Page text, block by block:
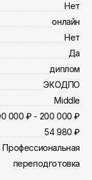
Нет
онлайн
Нет
Да
диплом
ЭКОДПО
Middle
000 ₽ - 200 000 ₽
54 980 ₽
переподготовка